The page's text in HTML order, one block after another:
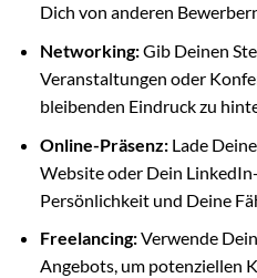
Dich von anderen
Networking:Gib Deinen
Veranstaltungen oder
bleibenden Eindruck zu
Online-Präsenz:Lade
Website oder Dein
Persönlichkeit und Deine
Freelancing:Verwende
Angebots, um potenziellen